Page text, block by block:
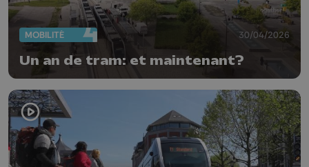
MOBILITÉ 30/04/2026
Un an de tram: et maintenant?